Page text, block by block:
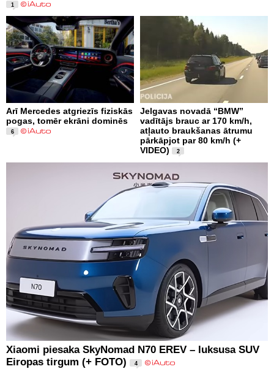
1
Arī Mercedes atgriezīs fiziskās
pogas, tomēr ekrāni dominēs
6
Jelgavas novadā “BMW”
vadītājs brauc ar 170 km/h,
atļauto braukšanas ātrumu
pārkāpjot par 80 km/h (+
VIDEO)
2
Xiaomi piesaka SkyNomad N70 EREV – luksusa SUV
Eiropas tirgum (+ FOTO)
4